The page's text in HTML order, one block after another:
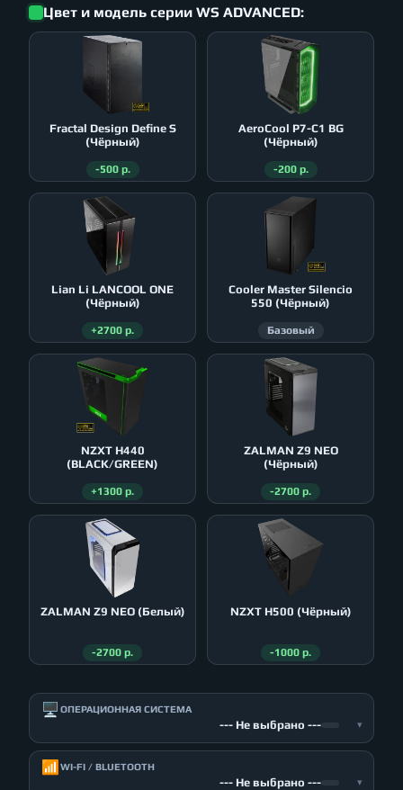
Цвет и модель серии WS ADVANCED:
Fractal Design Define S
(Чёрный)
-500 р.
AeroСool P7-C1 BG
(Чёрный)
-200 р.
Lian Li LANCOOL ONE
(Чёрный)
+2700 р.
Cooler Master Silencio
550 (Чёрный)
Базовый
NZXT H440
(BLACK/GREEN)
+1300 р.
ZALMAN Z9 NEO
(Чёрный)
-2700 р.
ZALMAN Z9 NEO (Белый)
-2700 р.
NZXT H500 (Чёрный)
-1000 р.
🖥️ ОПЕРАЦИОННАЯ СИСТЕМА
--- Не выбрано --- ▾
📶 WI-FI / BLUETOOTH
--- Не выбрано --- ▾